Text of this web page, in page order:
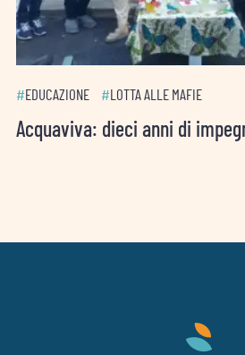
#EDUCAZIONE # LOTTA ALLE MAFIE
Acquaviva: dieci anni di